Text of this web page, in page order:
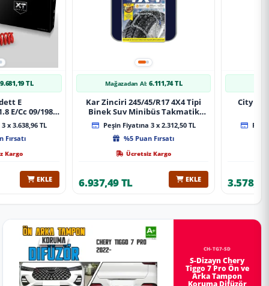
9.681,19 TL
E
E/Cc 09/1984-
Spor Yay
x 3.638,96 TL
Fırsatı
Kargo
EKLE
Mağazadan Al: 6.111,74 TL
Kar Zinciri 245/45/R17 4X4 Tipi
Binek Suv Minibüs Takmatik
Kolay Montaj
Peşin Fiyatına 3 x 2.312,50 TL
%5 Puan Fırsatı
Ücretsiz Kargo
6.937,49 TL EKLE
City
CH-TG7-SD
S-Dizayn Chery
Tiggo 7 Pro Ön ve
Arka Tampon
Koruma Difüzör